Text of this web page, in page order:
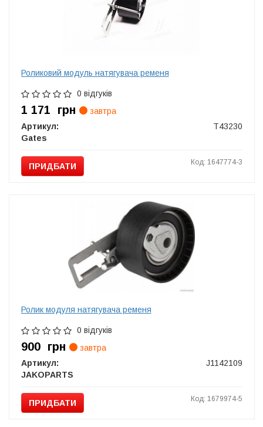
Роликовий модуль натягувача ременя
0 відгуків
1 171 грн
завтра
Артикул:
T43230
Gates
ПРИДБАТИ Код: 1647774-3
Ролик модуля натягувача ременя
0 відгуків
900 грн
завтра
Артикул:
J1142109
JAKOPARTS
ПРИДБАТИ Код: 1679974-5